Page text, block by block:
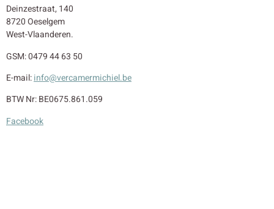
Deinzestraat, 140
8720 Oeselgem
West-Vlaanderen.
GSM: 0479 44 63 50
E-mail:info@vercamermichiel.be
BTW Nr: BE0675.861.059
Facebook